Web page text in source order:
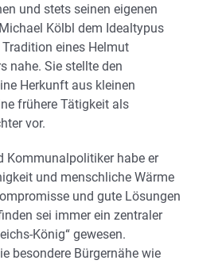
und stets seinen eigenen
Kölbl dem Idealtypus
eines Helmut
nahe. Sie stellte den
Herkunft aus kleinen
frühere Tätigkeit als
vor.
Kommunalpolitiker habe er
und menschliche Wärme
und gute Lösungen
sei immer ein zentraler
König“ gewesen.
besondere Bürgernähe wie